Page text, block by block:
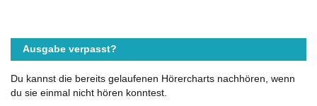
Ausgabe verpasst?
Du kannst die bereits gelaufenen Hörercharts nachhören, wenn
du sie einmal nicht hören konntest.